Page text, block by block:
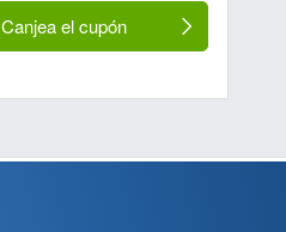
Canjea el cupón